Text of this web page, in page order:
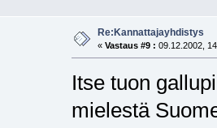
Re:Kannattajayhdistys
« Vastaus #9 : 09.12.2002,
Itse tuon
mielestä